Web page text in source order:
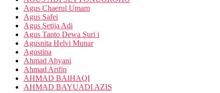
Agus Chaerul Umam
Agus Safei
Agus Setija Adi
Agus Tanto Dewa Suri i
Agusnita Helvi Munar
Agustina
Ahmad Ahyani
Ahmad Arifin
AHMAD BAIHAQI
AHMAD BAYUADI AZIS